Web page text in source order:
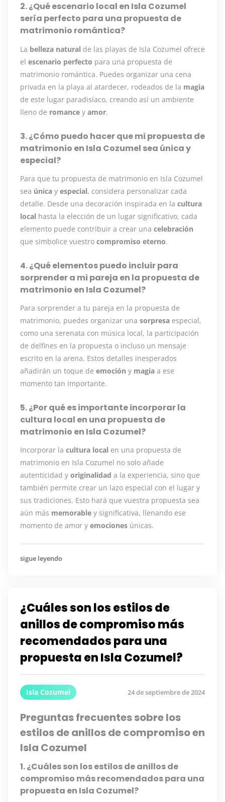
2. ¿Qué escenario local en Isla Cozumel
sería perfecto para una propuesta de
matrimonio romántica?
La belleza natural de las playas de Isla Cozumel ofrece
el escenario perfecto para una propuesta de
matrimonio romántica. Puedes organizar una cena
privada en la playa al atardecer, rodeados de la magia
de este lugar paradisíaco, creando así un ambiente
lleno de romance y amor.
3. ¿Cómo puedo hacer que mi propuesta de
matrimonio en Isla Cozumel sea única y
especial?
Para que tu propuesta de matrimonio en Isla Cozumel
sea única y especial, considera personalizar cada
detalle. Desde una decoración inspirada en la cultura
local hasta la elección de un lugar significativo, cada
elemento puede contribuir a crear una celebración
que simbolice vuestro compromiso eterno.
4. ¿Qué elementos puedo incluir para
sorprender a mi pareja en la propuesta de
matrimonio en Isla Cozumel?
Para sorprender a tu pareja en la propuesta de
matrimonio, puedes organizar una sorpresa especial,
como una serenata con música local, la participación
de delfines en la propuesta o incluso un mensaje
escrito en la arena. Estos detalles inesperados
añadirán un toque de emoción y magia a ese
momento tan importante.
5. ¿Por qué es importante incorporar la
cultura local en una propuesta de
matrimonio en Isla Cozumel?
Incorporar la cultura local en una propuesta de
matrimonio en Isla Cozumel no solo añade
autenticidad y originalidad a la experiencia, sino que
también permite crear un lazo especial con el lugar y
sus tradiciones. Esto hará que vuestra propuesta sea
aún más memorable y significativa, llenando ese
momento de amor y emociones únicas.
sigue leyendo
¿Cuáles son los estilos de
anillos de compromiso más
recomendados para una
propuesta en Isla Cozumel?
Isla Cozumel 24 de septiembre de 2024
Preguntas frecuentes sobre los
estilos de anillos de compromiso en
Isla Cozumel
1. ¿Cuáles son los estilos de anillos de
compromiso más recomendados para una
propuesta en Isla Cozumel?